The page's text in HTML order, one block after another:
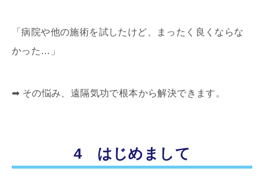
「病院や他の施術を試したけど、まったく良くならな
かった…」
➡ その悩み、遠隔気功で根本から解決できます。
4 はじめまして